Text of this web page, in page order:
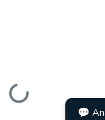
Loading...
💬